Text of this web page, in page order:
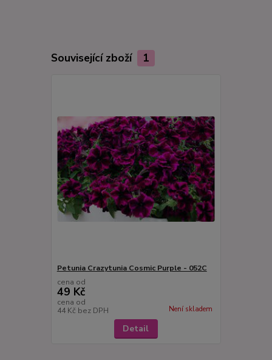
Související zboží 1
Petunia Crazytunia Cosmic Purple - 052C
cena od
49 Kč
cena od
44 Kč bez DPH Není skladem
Detail